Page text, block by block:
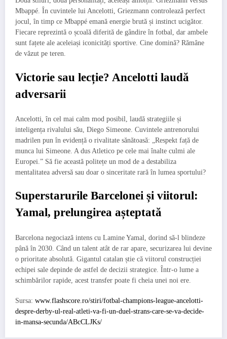
Mbappé. În cuvintele lui Ancelotti, Griezmann controlează perfect
jocul, în timp ce Mbappé emană energie brută și instinct ucigător.
Fiecare reprezintă o școală diferită de gândire în fotbal, dar ambele
sunt fațete ale aceleiași iconicități sportive. Cine domină? Rămâne
de văzut pe teren.
Victorie sau lecție? Ancelotti laudă
adversarii
Ancelotti, în cel mai calm mod posibil, laudă strategiile și
inteligența rivalului său, Diego Simeone. Cuvintele antrenorului
madrilen pun în evidență o rivalitate sănătoasă: „Respekt față de
munca lui Simeone. A dus Atletico pe cele mai înalte culmi ale
Europei.” Să fie această politețe un mod de a destabiliza
mentalitatea adversă sau doar o sinceritate rară în lumea sportului?
Superstarurile Barcelonei și viitorul:
Yamal, prelungirea așteptată
Barcelona negociază intens cu Lamine Yamal, dorind să-l blindeze
până în 2030. Când un talent atât de rar apare, securizarea lui devine
o prioritate absolută. Gigantul catalan știe că viitorul construcției
echipei sale depinde de astfel de decizii strategice. Într-o lume a
schimbărilor rapide, acest transfer poate fi cheia unei noi ere.
Sursa: www.flashscore.ro/stiri/fotbal-champions-league-ancelotti-
despre-derby-ul-real-atleti-va-fi-un-duel-strans-care-se-va-decide-
in-mansa-secunda/ABcCLJKs/